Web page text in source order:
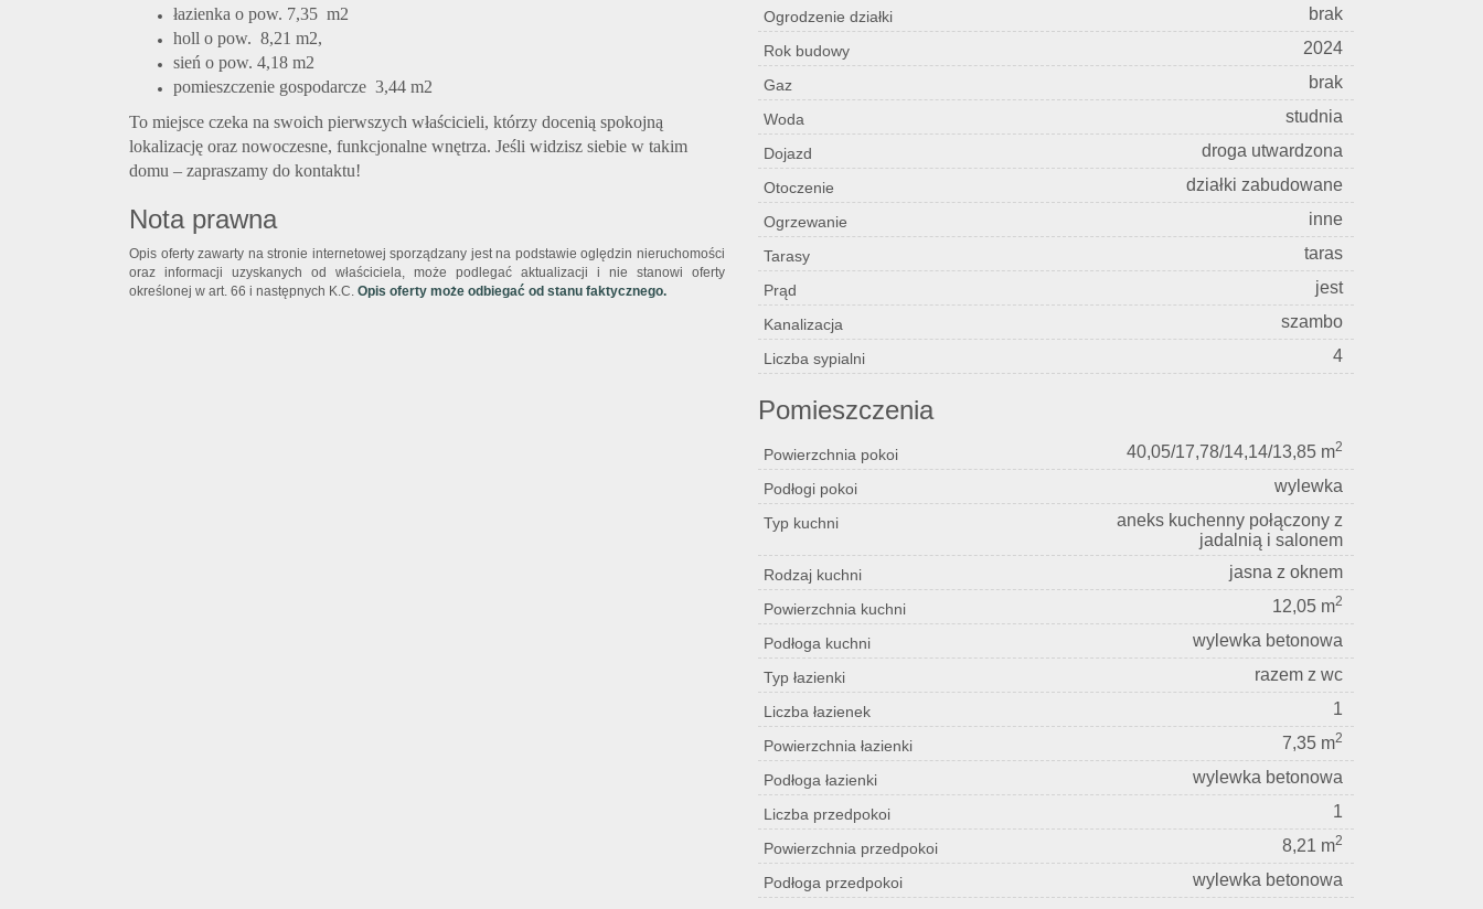
łazienka o pow. 7,35 m2
holl o pow. 8,21 m2,
sień o pow. 4,18 m2
pomieszczenie gospodarcze 3,44 m2
To miejsce czeka na swoich pierwszych właścicieli, którzy docenią spokojną
lokalizację oraz nowoczesne, funkcjonalne wnętrza. Jeśli widzisz siebie w takim
domu – zapraszamy do kontaktu!
Nota prawna
Opis oferty zawarty na stronie internetowej sporządzany jest na podstawie oględzin nieruchomości
oraz informacji uzyskanych od właściciela, może podlegać aktualizacji i nie stanowi oferty
określonej w art. 66 i następnych K.C. Opis oferty może odbiegać od stanu faktycznego.
Ogrodzenie działki brak
Rok budowy 2024
Gaz brak
Woda studnia
Dojazd droga utwardzona
Otoczenie działki zabudowane
Ogrzewanie inne
Tarasy taras
Prąd jest
Kanalizacja szambo
Liczba sypialni 4
Pomieszczenia
Powierzchnia pokoi 40,05/17,78/14,14/13,85 m2
Podłogi pokoi wylewka
Typ kuchni
aneks kuchenny połączony z
jadalnią i salonem
Rodzaj kuchni jasna z oknem
Powierzchnia kuchni 12,05 m2
Podłoga kuchni wylewka betonowa
Typ łazienki razem z wc
Liczba łazienek 1
Powierzchnia łazienki 7,35 m2
Podłoga łazienki wylewka betonowa
Liczba przedpokoi 1
Powierzchnia przedpokoi 8,21 m2
Podłoga przedpokoi wylewka betonowa